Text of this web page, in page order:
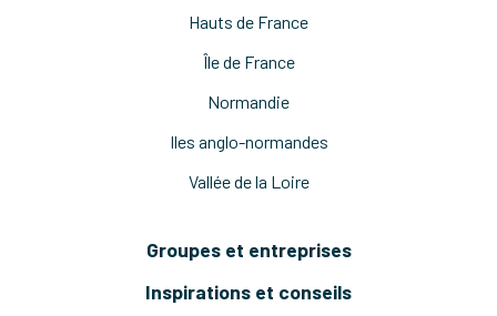
Hauts de France
Île de France
Normandie
Iles anglo-normandes
Vallée de la Loire
Groupes et entreprises
Inspirations et conseils